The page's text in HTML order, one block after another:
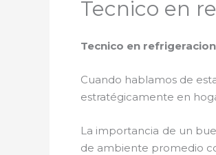
Tecnico en
Tecnico en
Cuando hablamos de
estratégicamente en
La importancia de un
de ambiente promedio